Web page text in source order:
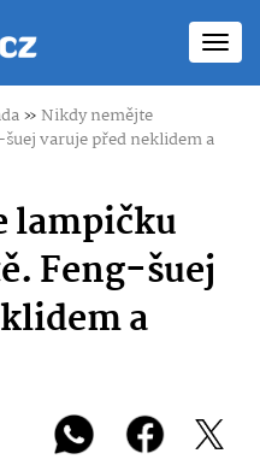
»Nikdy nemějte
varuje před neklidem a
lampičku
Feng-šuej
a